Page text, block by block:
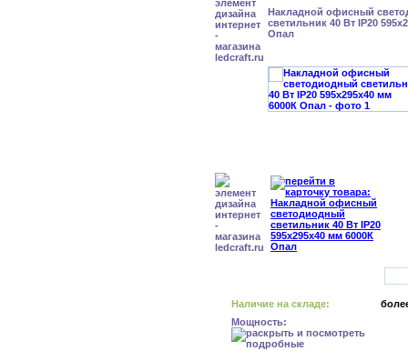
Накладной офисный
светильник 40 Вт IP20
Опал
Наличие на складе:
Мощность: